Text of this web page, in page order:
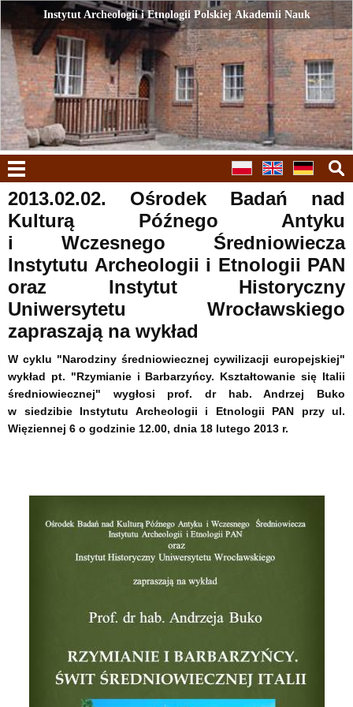
2013.02.02. Ośrodek Badań nad
Kulturą Późnego Antyku
i Wczesnego Średniowiecza
Instytutu Archeologii i Etnologii PAN
oraz Instytut Historyczny
Uniwersytetu Wrocławskiego
zapraszają na wykład
W cyklu "Narodziny średniowiecznej cywilizacji europejskiej"
wykład pt. "Rzymianie i Barbarzyńcy. Kształtowanie się Italii
średniowiecznej" wygłosi prof. dr hab. Andrzej Buko
w siedzibie Instytutu Archeologii i Etnologii PAN przy ul.
Więziennej 6 o godzinie 12.00, dnia 18 lutego 2013 r.
Instytut Archeologii i Etnologii Polskiej Akademii Nauk
Instytut Archeologii i Etnologii Polskiej Akademii Nauk